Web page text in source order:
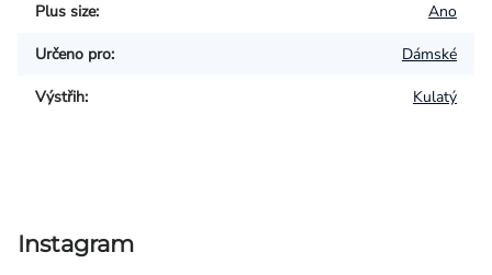
Plus size: Ano
Určeno pro: Dámské
Výstřih: Kulatý
Instagram